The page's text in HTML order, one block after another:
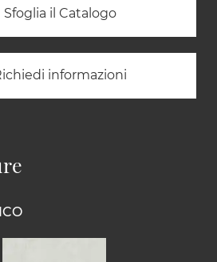
Sfoglia il Catalogo
informazioni